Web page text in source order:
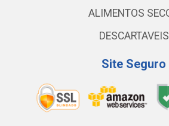
ALIMENTOS
DESCARTAVEIS
Site Seguro